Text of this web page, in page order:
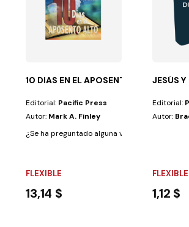
Dios en el...
un cambio radical, revolucionario, en la manera
10 DIAS EN EL APOSENTO ALTO
Editorial: Pacific Press
Autor: Mark A. Finley
¿Se ha preguntado alguna vez por qué los
FLEXIBLE
13,14 $
JESÚS Y
Editorial:
Autor:
FLEXIBLE
1,12 $